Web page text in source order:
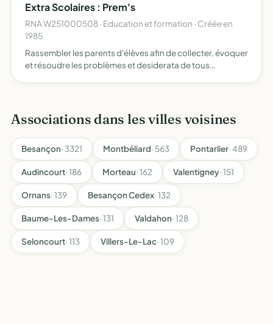
Extra Scolaires : Prem's
RNA W251000508 · Education et formation · Créée en
1985
Rassembler les parents d'élèves afin de collecter, évoquer
et résoudre les problèmes et desiderata de tous
Associations dans les villes voisines
Besançon· 3321 Montbéliard· 563 Pontarlier· 489
Audincourt· 186 Morteau· 162 Valentigney· 151
Ornans· 139 Besançon Cedex· 132
Baume-Les-Dames· 131 Valdahon· 128
Seloncourt· 113 Villers-Le-Lac· 109